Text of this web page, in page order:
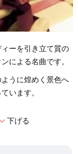
ーを引き立て質の
による名曲です。
うに煌めく景色へ
います。
下げる